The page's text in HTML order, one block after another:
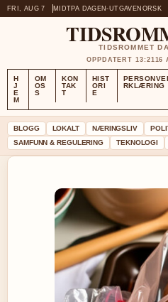
FRI, AUG 7 MIDTPA DAGEN-UTGAVENORSK
TIDSROMMET
OPPDATERT 13:2116
H
J
E
M
OM
OS
S
KON
TAK
T
HIST
ORI
E
RKLÆRING
BLOGG LOKALT NÆRINGSLIV
SAMFUNN & REGULERING
TEKNOLOGI